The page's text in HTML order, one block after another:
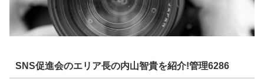
SNS促進会のエリア長の内山智貴を紹介!管理6286